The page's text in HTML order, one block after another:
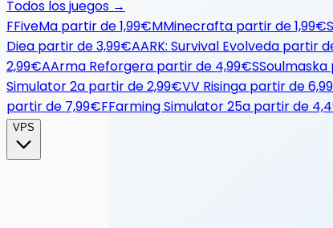
Todos los juegos →
FFiveMa partir de1,99€MMinecrafta partir de1,99€S
Diea partir de3,99€AARK: Survival Evolveda partir
2,99€AArma Reforgera partir de 4,99€SSoulmaska
Simulator 2a partir de2,99€VV Risinga partir de
partir de 7,99€FFarming Simulator 25a partir de
VPS